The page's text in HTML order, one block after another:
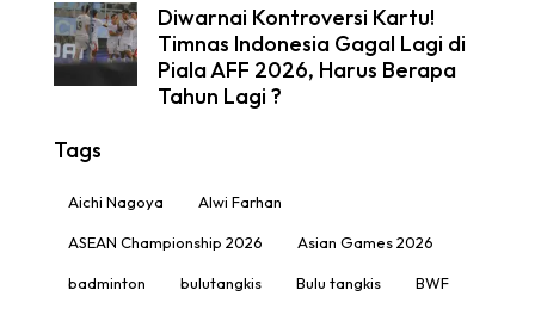
Diwarnai Kontroversi Kartu!
Timnas Indonesia Gagal Lagi di
Piala AFF 2026, Harus Berapa
Tahun Lagi ?
Tags
Aichi Nagoya Alwi Farhan
ASEAN Championship 2026 Asian Games 2026
badminton bulutangkis Bulu tangkis BWF